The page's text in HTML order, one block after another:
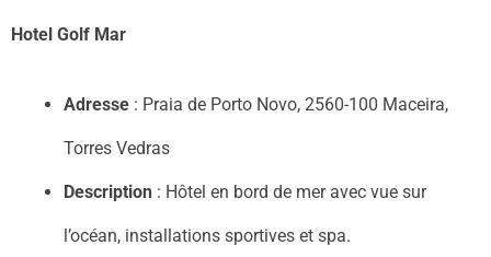
Hotel Golf Mar
Adresse : Praia de Porto Novo, 2560-100 Maceira,
Torres Vedras
Description : Hôtel en bord de mer avec vue sur
l’océan, installations sportives et spa.